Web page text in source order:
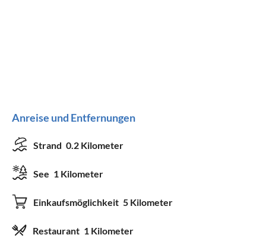
Anreise und Entfernungen
Strand 0.2 Kilometer
See 1 Kilometer
Einkaufsmöglichkeit 5 Kilometer
Restaurant 1 Kilometer